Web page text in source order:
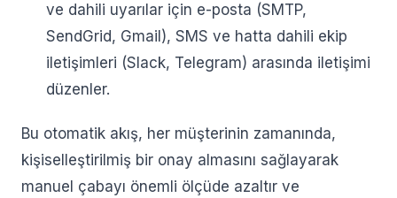
ve dahili uyarılar için e-posta (SMTP,
SendGrid, Gmail), SMS ve hatta dahili ekip
iletişimleri (Slack, Telegram) arasında iletişimi
düzenler.
Bu otomatik akış, her müşterinin zamanında,
kişiselleştirilmiş bir onay almasını sağlayarak
manuel çabayı önemli ölçüde azaltır ve